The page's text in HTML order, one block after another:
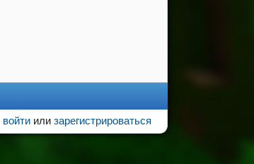
войтиили зарегистрироваться